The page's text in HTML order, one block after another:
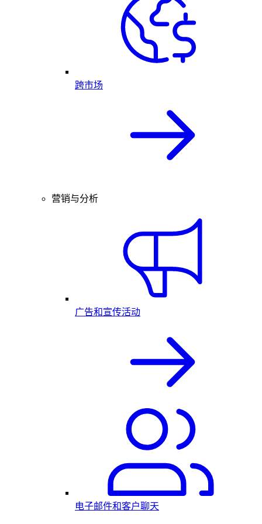
跨市场
营销与分析
广告和宣传活动
电子邮件和客户聊天